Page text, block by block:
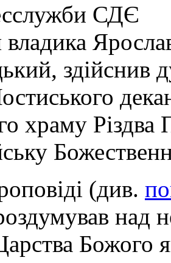
СДЄ
владика
здійснив
храму Різдва
(див.
над
Божого